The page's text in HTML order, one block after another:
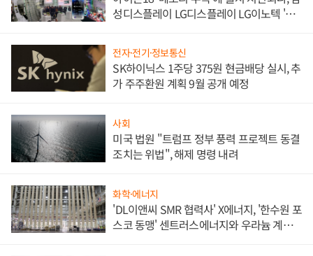
성디스플레이 LG디스플레이 LG이노텍 '탈
전자·전기·정보통신
SK하이닉스 1주당 375원 현금배당 실시, 추
가 주주환원 계획 9월 공개 예정
사회
미국 법원 "트럼프 정부 풍력 프로젝트 동결
조치는 위법", 해제 명령 내려
화학·에너지
'DL이앤씨 SMR 협력사' X에너지, '한수원 포
스코 동맹' 센트러스에너지와 우라늄 계약